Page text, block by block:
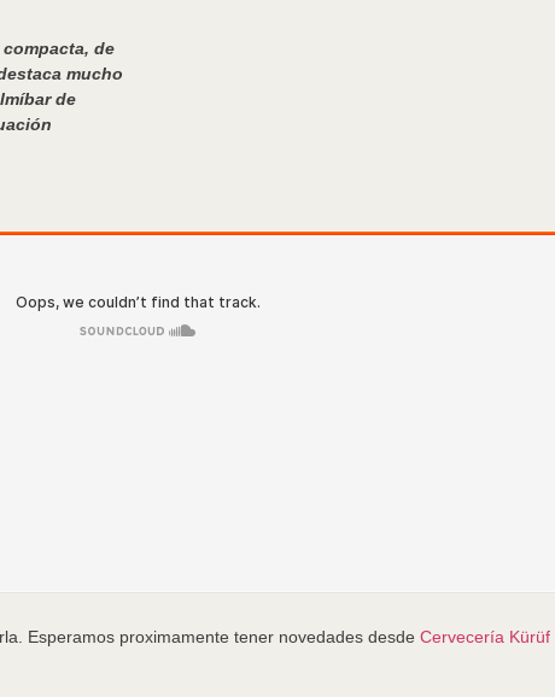
de
mucho
de
Esperamos proximamente tener novedades desde Cervecería Kürüf